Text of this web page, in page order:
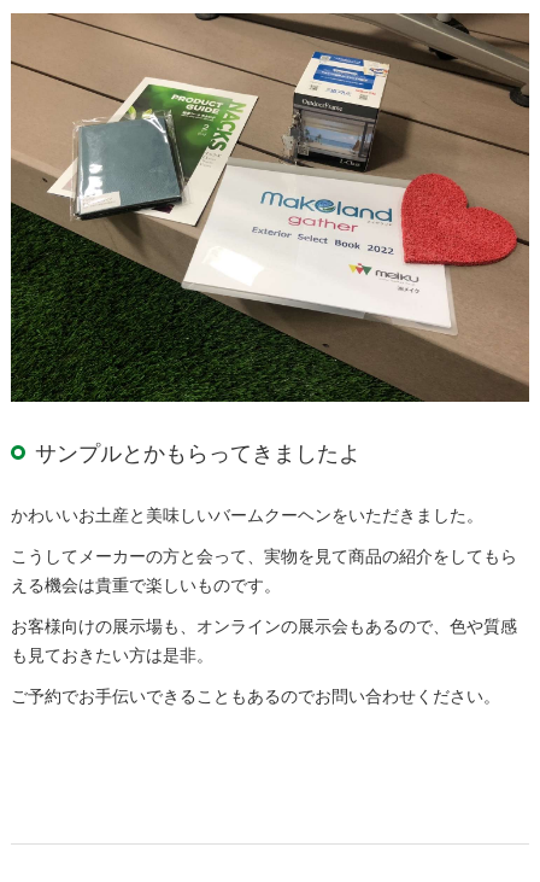
サンプルとかもらってきましたよ
かわいいお土産と美味しいバームクーヘンをいただきました。
こうしてメーカーの方と会って、実物を見て商品の紹介をしてもら
える機会は貴重で楽しいものです。
お客様向けの展示場も、オンラインの展示会もあるので、色や質感
も見ておきたい方は是非。
ご予約でお手伝いできることもあるのでお問い合わせください。